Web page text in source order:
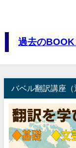
過去のBOOK
バベル翻訳講座